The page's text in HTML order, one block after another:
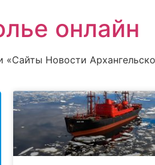
онлайн
«Сайты Новости